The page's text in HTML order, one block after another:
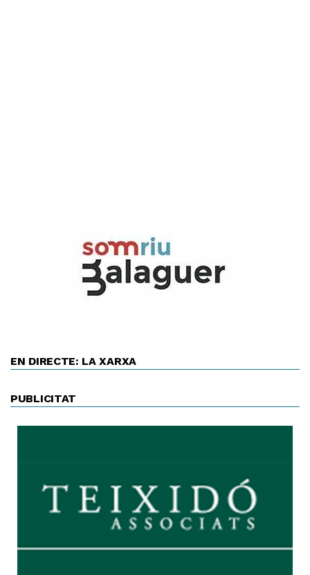
EN DIRECTE: LA XARXA
PUBLICITAT